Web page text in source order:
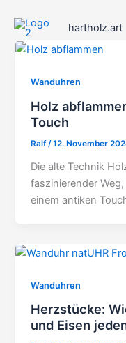
Inhalt
springen
hartholz.art
Wanduhren
Holz
Touch
Ralf/12. November
Die alte Technik
faszinierender
einem antiken
Wanduhren
Herzstücke:
und Eisen